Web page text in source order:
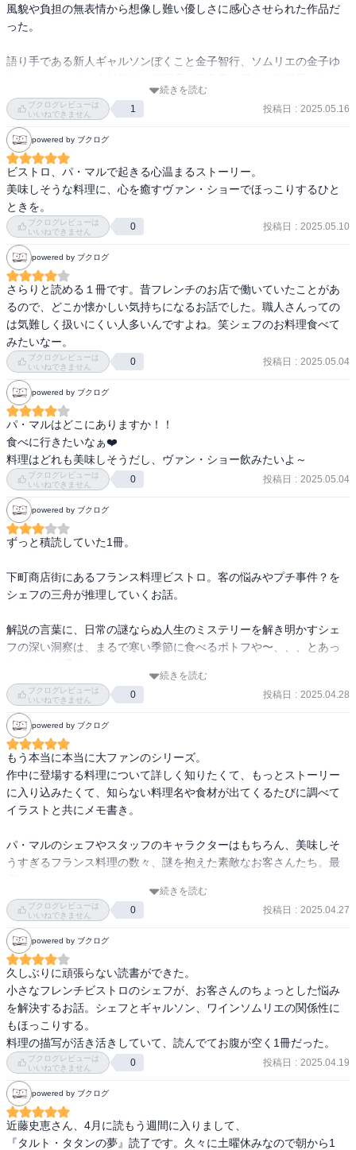
風貌や負担の無表情から想像し難い優しさに感心させられた作品だ
った。
語り手である新人ギャルソンぼくこと金子智行、ソムリエの金子ゆ
ラがまた堪らなく好きだ。続編も購入したので直ぐ読もうと思う。
続きを読む
ブクログレビューは
いいねできません
1 投稿日 : 2025.05.16
powered by ブクログ
ビストロ、パ・マルで起きる心温まるストーリー。
美味しそうな料理に、心を癒すヴァン・ショーでほっこりするひと
ときを。
ブクログレビューは
いいねできません
0 投稿日 : 2025.05.10
powered by ブクログ
さらりと読める１冊です。昔フレンチのお店で働いていたことがあ
るので、どこか懐かしい気持ちになるお話でした。職人さんっての
は気難しく扱いにくい人多いんですよね。笑シェフのお料理食べて
みたいなー。
ブクログレビューは
いいねできません
0 投稿日 : 2025.05.04
powered by ブクログ
パ・マルはどこにありますか！！
食べに行きたいなぁ❤️
料理はどれも美味しそうだし、ヴァン・ショー飲みたいよ～
ブクログレビューは
いいねできません
0 投稿日 : 2025.05.04
powered by ブクログ
ずっと積読していた1冊。
下町商店街にあるフランス料理ビストロ。客の悩みやプチ事件？を
シェフの三舟が推理していくお話。
解説の言葉に、日常の謎ならぬ人生のミステリーを解き明かすシェ
フの深い洞察は、まるで寒い季節に食べるポトフや〜、、、とあっ
こういう食べ物にまつわるほっこりする本がとても好き。サクッと
読めるから軽い本を読みたい方にはおすすめ。
続きを読む
ブクログレビューは
いいねできません
0 投稿日 : 2025.04.28
powered by ブクログ
もう本当に本当に大ファンのシリーズ。
作中に登場する料理について詳しく知りたくて、もっとストーリー
に入り込みたくて、知らない料理名や食材が出てくるたびに調べて
イラストと共にメモ書き。
パ・マルのシェフやスタッフのキャラクターはもちろん、美味しそ
うすぎるフランス料理の数々、謎を抱えた素敵なお客さんたち。最
こんなビストロがあったら絶対に絶対に通いつめる、、
特に好きなエピソードは「ぬけがらのカスレ」
思っていても伝わらないこと、勘違いから生まれるすれ違い。恋愛
って、人を愛することって、難しいけれどだからこそこんなにも愛
おしい。
「割り切れないチョコレート」も大好き。
続きを読む
ブクログレビューは
いいねできません
0 投稿日 : 2025.04.27
powered by ブクログ
久しぶりに頑張らない読書ができた。
小さなフレンチビストロのシェフが、お客さんのちょっとした悩み
を解決するお話。シェフとギャルソン、ワインソムリエの関係性に
もほっこりする。
料理の描写が活き活きしていて、読んでてお腹が空く1冊だった。
ブクログレビューは
いいねできません
0 投稿日 : 2025.04.19
powered by ブクログ
近藤史恵さん、4月に読もう週間に入りまして、
『タルト・タタンの夢』読了です。久々に土曜休みなので朝から1